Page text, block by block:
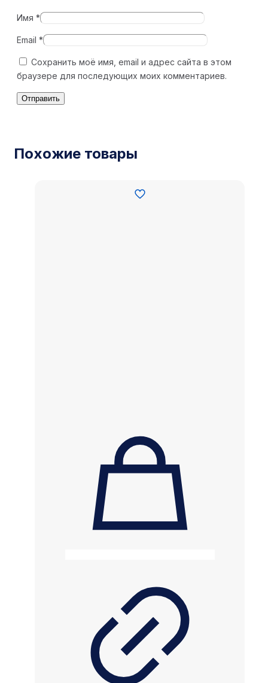
Имя *
Email *
Сохранить моё имя, email и адрес сайта в этом
браузере для последующих моих комментариев.
Похожие товары